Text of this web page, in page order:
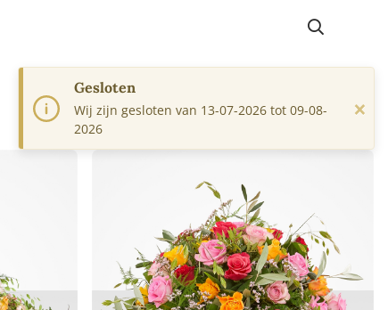
Gesloten
Wij zijn gesloten van 13-07-2026 tot 09-08-
2026
×